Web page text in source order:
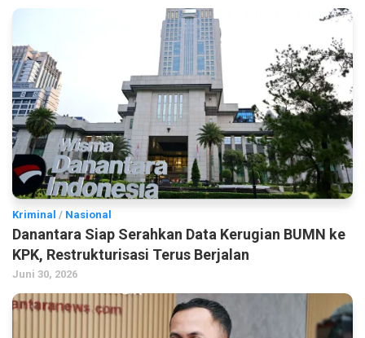
Kriminal / Nasional
Danantara Siap Serahkan Data Kerugian BUMN ke
KPK, Restrukturisasi Terus Berjalan
Juni 30, 2026